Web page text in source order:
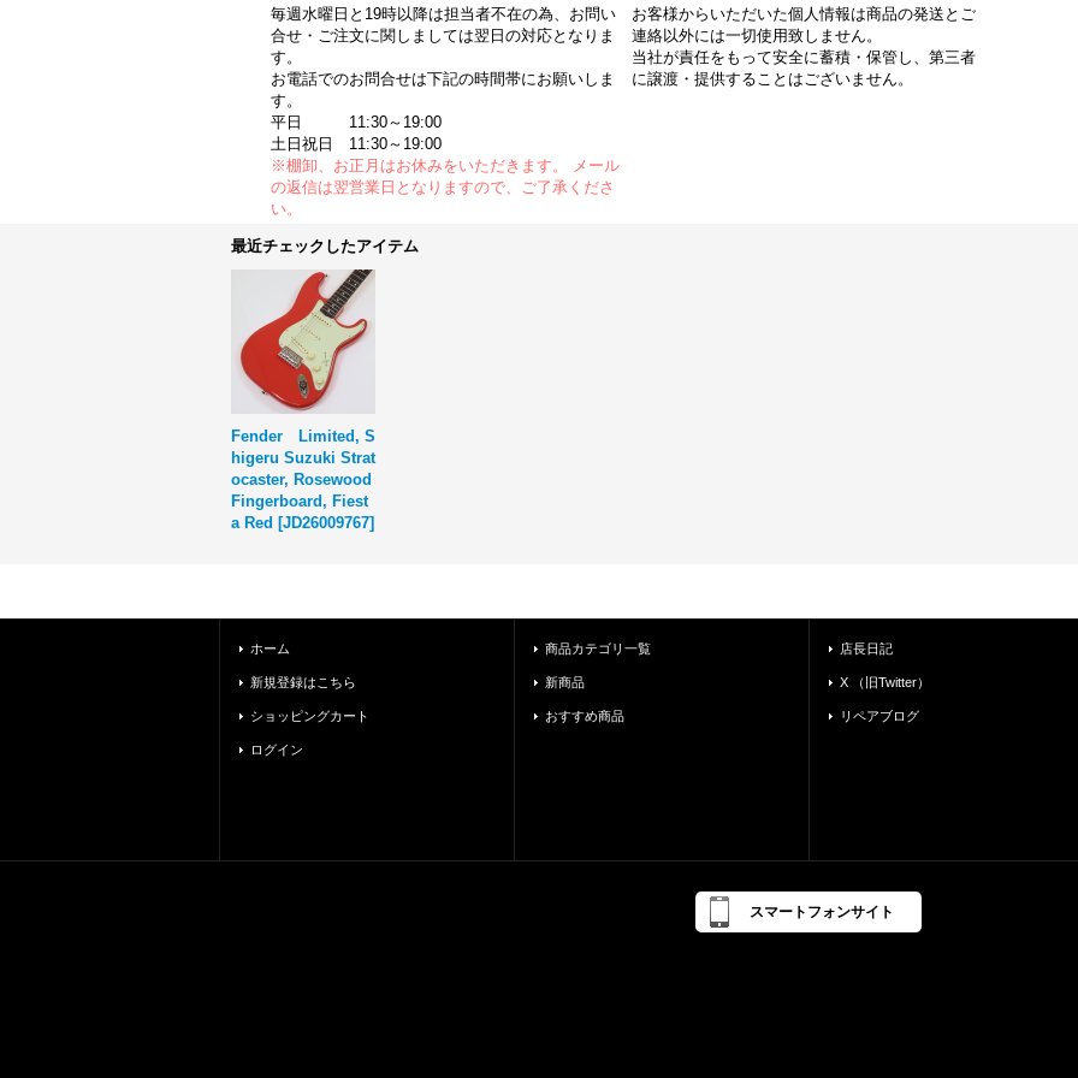
毎週水曜日と19時以降は担当者不在の為、お問い
合せ・ご注文に関しましては翌日の対応となりま
す。
お電話でのお問合せは下記の時間帯にお願いしま
す。
平日 11:30～19:00
土日祝日 11:30～19:00
※棚卸、お正月はお休みをいただきます。 メール
の返信は翌営業日となりますので、ご了承くださ
い。
お客様からいただいた個人情報は商品の発送とご
連絡以外には一切使用致しません。
当社が責任をもって安全に蓄積・保管し、第三者
に譲渡・提供することはございません。
最近チェックしたアイテム
Fender Limited, S
higeru Suzuki Strat
ocaster, Rosewood
Fingerboard, Fiest
a Red [JD26009767]
ホーム
新規登録はこちら
ショッピングカート
ログイン
商品カテゴリ一覧
新商品
おすすめ商品
店長日記
X （旧Twitter）
リペアブログ
スマートフォンサイト